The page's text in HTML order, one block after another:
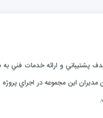
آدنا صنعت از سال 1385 با هدف
اين مجموعه در اجراي پروژه